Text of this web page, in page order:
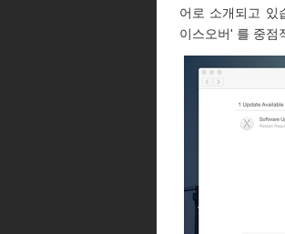
어로 소개되고 있
이스오버' 를 중점